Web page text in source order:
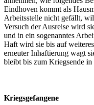
Eindhoven kommt als
Arbeitsstelle nicht gefällt,
Versuch der Ausreise wird
und in ein sogenanntes
Haft wird sie bis auf
erneuter Inhaftierung wagt
bleibt bis zum Kriegsende in
Kriegsgefangene